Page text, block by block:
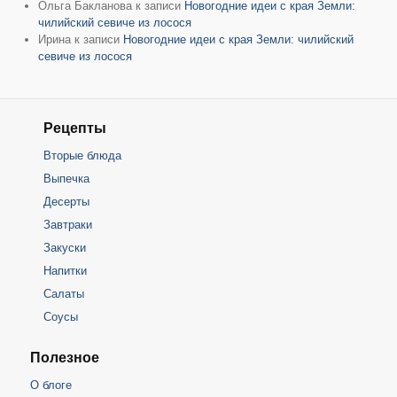
Ольга Бакланова к записи Новогодние идеи с края Земли:
чилийский севиче из лосося
Ирина к записи Новогодние идеи с края Земли: чилийский
севиче из лосося
Рецепты
Вторые блюда
Выпечка
Десерты
Завтраки
Закуски
Напитки
Салаты
Соусы
Полезное
О блоге